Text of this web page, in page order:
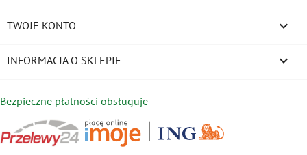
TWOJE KONTO 
INFORMACJA O SKLEPIE keyboard_arrow_down
Bezpieczne płatności obsługuje